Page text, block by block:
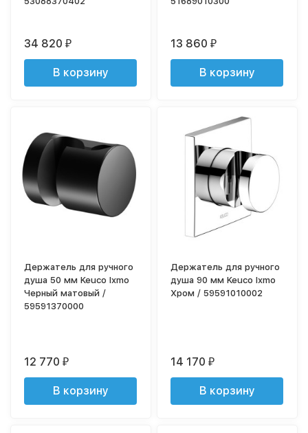
34 820₽
В корзину
13 860₽
В корзину
Держатель для ручного
душа 50 мм Keuco Ixmo
Черный матовый /
59591370000
12 770₽
В корзину
Держатель для ручного
душа 90 мм Keuco Ixmo
Хром / 59591010002
14 170₽
В корзину